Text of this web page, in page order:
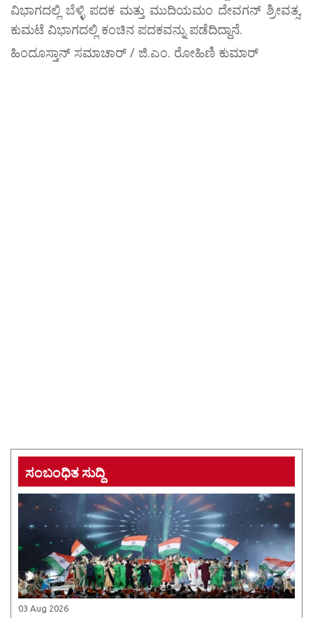
ವಿಭಾಗದಲ್ಲಿ ಬೆಳ್ಳಿ ಪದಕ ಮತ್ತು ಮುದಿಯಮಂ ದೇವಗನ್ ಶ್ರೀವತ್ಸ,
ಕುಮಟೆ ವಿಭಾಗದಲ್ಲಿ ಕಂಚಿನ ಪದಕವನ್ನು ಪಡೆದಿದ್ದಾನೆ.
ಹಿಂದೂಸ್ತಾನ್ ಸಮಾಚಾರ್ / ಜಿ.ಎಂ. ರೋಹಿಣಿ ಕುಮಾರ್
ಸಂಬಂಧಿತ ಸುದ್ದಿ
03 Aug 2026